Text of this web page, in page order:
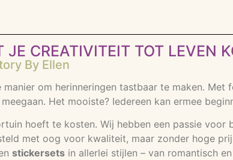
CREATIVITEIT TOT LEVEN
By Ellen
om herinneringen tastbaar te maken. Met
Het mooiste? Iedereen kan ermee
hoeft te kosten. Wij hebben een passie voor
met oog voor kwaliteit, maar zonder hoge
stickersets in allerlei stijlen – van romantisch